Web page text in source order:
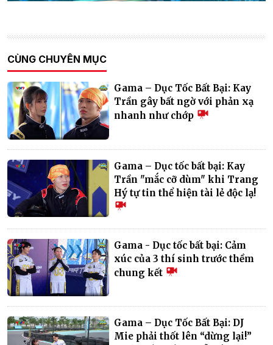
CÙNG CHUYÊN MỤC
Gama – Dục Tốc Bất Bại: Kay
Trần gây bất ngờ với phản xạ
nhanh như chớp
Gama – Dục tốc bất bại: Kay
Trần "mắc cỡ dùm" khi Trang
Hý tự tin thể hiện tài lẻ độc lạ!
Gama - Dục tốc bất bại: Cảm
xúc của 3 thí sinh trước thềm
chung kết
Gama – Dục Tốc Bất Bại: DJ
Mie phải thốt lên “dừng lại!”